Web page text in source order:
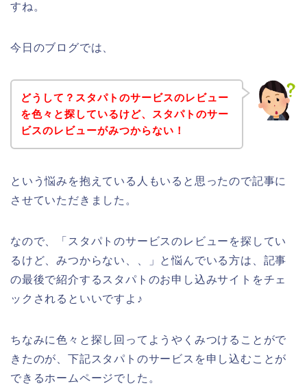
すね。
今日のブログでは、
どうして？スタパトのサービスのレビュー
を色々と探しているけど、スタパトのサー
ビスのレビューがみつからない！
という悩みを抱えている人もいると思ったので記事に
させていただきました。
なので、「スタパトのサービスのレビューを探してい
るけど、みつからない、、」と悩んでいる方は、記事
の最後で紹介するスタパトのお申し込みサイトをチェ
ックされるといいですよ♪
ちなみに色々と探し回ってようやくみつけることがで
きたのが、下記スタパトのサービスを申し込むことが
できるホームページでした。